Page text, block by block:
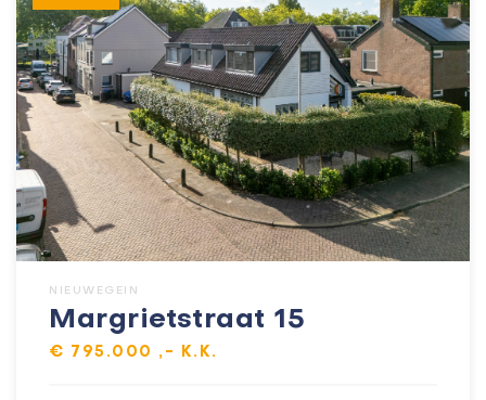
NIEUWEGEIN
Margrietstraat 15
€ 795.000 ,- K.K.